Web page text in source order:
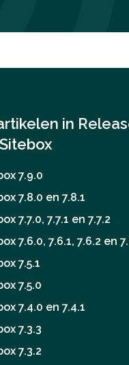
in
7.9.0
7.8.0 en 7.8.1
7.7.0, 7.7.1 en 7.7.2
7.6.0, 7.6.1, 7.6.2 en
7.5.1
7.5.0
7.4.0 en 7.4.1
7.3.3
7.3.2